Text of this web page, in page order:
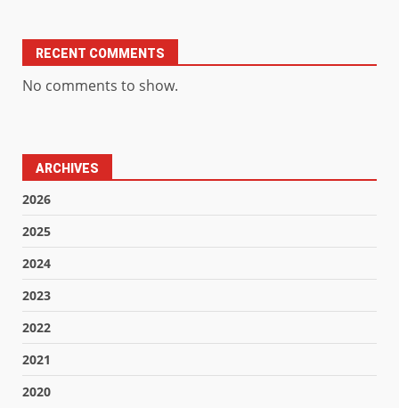
RECENT COMMENTS
No comments to show.
ARCHIVES
2026
2025
2024
2023
2022
2021
2020